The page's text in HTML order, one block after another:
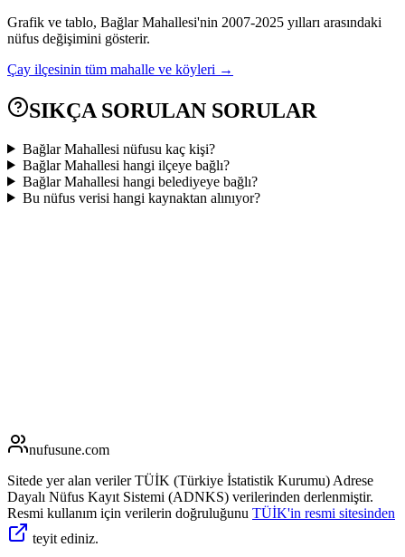
Grafik ve tablo, BağlarMahallesi'nin 2007-2025 yılları arasındaki
nüfus değişimini gösterir.
Çay ilçesinin tüm mahalle ve köyleri →
SIKÇA SORULAN SORULAR
Bağlar Mahallesi nüfusu kaç kişi?
Bağlar Mahallesi hangi ilçeye bağlı?
Bağlar Mahallesi hangi belediyeye bağlı?
Bu nüfus verisi hangi kaynaktan alınıyor?
nufusune.com
Sitede yer alan veriler TÜİK (Türkiye İstatistik Kurumu) Adrese
Dayalı Nüfus Kayıt Sistemi (ADNKS) verilerinden derlenmiştir.
Resmi kullanım için verilerin doğruluğunu TÜİK'in resmi sitesinden
teyit ediniz.